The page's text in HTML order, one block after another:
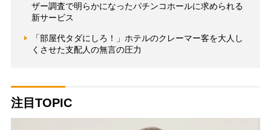
ザー調査で明らかになったパチンコホールに求められる
新サービス
「部屋代タダにしろ！」ホテルのクレーマー客を大人し
くさせた支配人の無言の圧力
注目TOPIC